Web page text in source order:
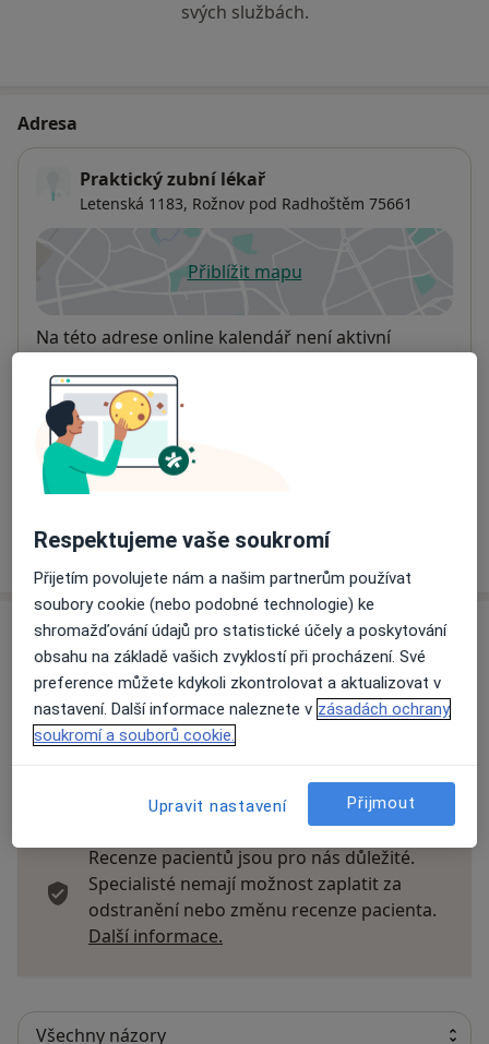
svých službách.
Adresa
Praktický zubní lékař
Letenská 1183, Rožnov pod Radhoštěm 75661
Přiblížit mapuse otevře v nové záložce
Dostupnost
Na této adrese online kalendář není aktivní
Způsoby platby (soukromé návštěvy)
Na teto adrese lékař přijímá pacienty na pojišťovnu
Detaily
Více
Názory
Přidejte svůj názor
Recenze pacientů jsou pro nás důležité.
Specialisté nemají možnost zaplatit za
odstranění nebo změnu recenze pacienta.
Další informace.
Respektujeme vaše soukromí
Přijetím povolujete nám a našim partnerům používat
soubory cookie (nebo podobné technologie) ke
shromažďování údajů pro statistické účely a poskytování
obsahu na základě vašich zvyklostí při procházení. Své
preference můžete kdykoli zkontrolovat a aktualizovat v
nastavení. Další informace naleznete v zásadách ochrany
soukromí a souborů cookie.
Upravit nastavení Přijmout